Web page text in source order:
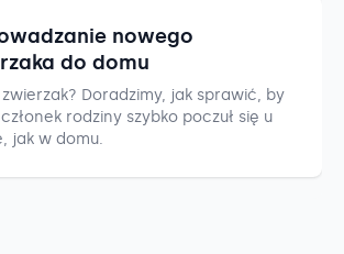
nowego
do domu
Doradzimy, jak sprawić, by
rodziny szybko poczuł się u
jak w domu.